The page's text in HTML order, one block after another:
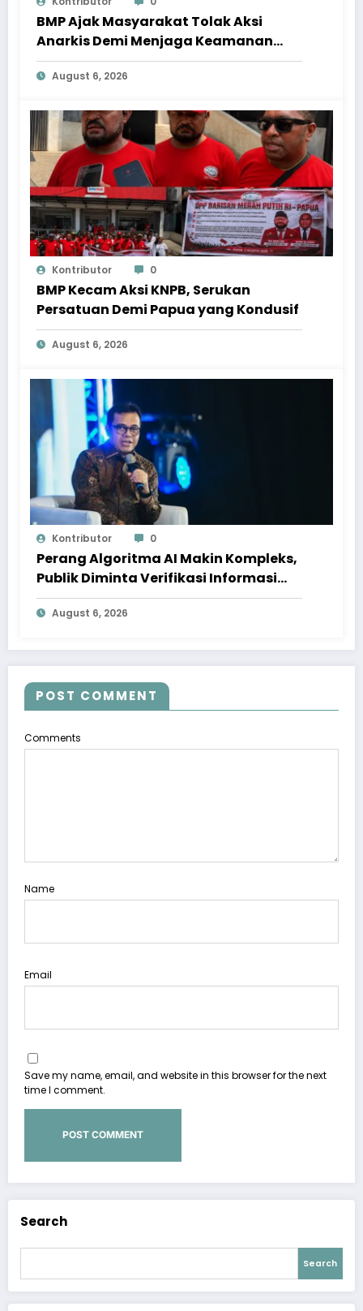
BMP Ajak Masyarakat Tolak Aksi
Anarkis Demi Menjaga Keamanan
dan Pembangunan Papua
August 6, 2026
Kontributor 0
BMP Kecam Aksi KNPB, Serukan
Persatuan Demi Papua yang Kondusif
August 6, 2026
Kontributor 0
Perang Algoritma AI Makin Kompleks,
Publik Diminta Verifikasi Informasi
Digital
August 6, 2026
POST COMMENT
Comments
Name
Email
Save my name, email, and website in this browser for the next
time I comment.
Search
Search